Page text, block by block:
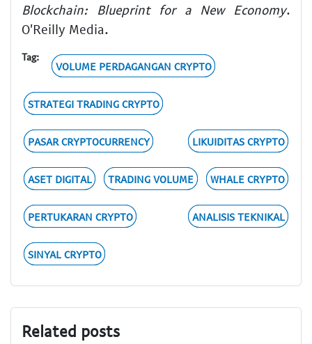
Blockchain: Blueprint for a New Economy.
O'Reilly Media.
Tag:
VOLUME PERDAGANGAN CRYPTO
STRATEGI TRADING CRYPTO
PASAR CRYPTOCURRENCY LIKUIDITAS CRYPTO
ASET DIGITAL TRADING VOLUME WHALE CRYPTO
PERTUKARAN CRYPTO ANALISIS TEKNIKAL
SINYAL CRYPTO
Related posts